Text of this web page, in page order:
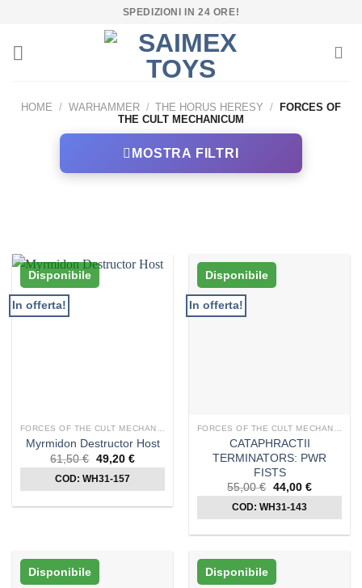
contenuti
SPEDIZIONI IN 24 ORE!
HOME / WARHAMMER / THE HORUS HERESY /
FORCES OF
THE CULT MECHANICUM
MOSTRA FILTRI
Disponibile
In offerta!
Myrmidon Destructor Host
61,50€ Il
prezzo
originale
era:
49,20 €Il
prezzo
è:
COD: WH31-157
Disponibile
In offerta!
CATAPHRACTII
TERMINATORS: PWR
FISTS
55,00€ Il
prezzo
originale
era:
44,00 €Il
prezzo
è:
COD: WH31-143
Disponibile Disponibile